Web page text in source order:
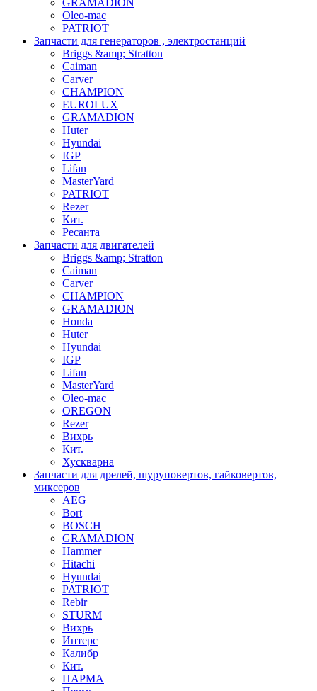
Oleo-mac
PATRIOT
Запчасти для генераторов , электростанций
Briggs &amp; Stratton
Caiman
Carver
CHAMPION
EUROLUX
GRAMADION
Huter
Hyundai
IGP
Lifan
MasterYard
PATRIOT
Rezer
Кит.
Ресанта
Запчасти для двигателей
Briggs &amp; Stratton
Caiman
Carver
CHAMPION
GRAMADION
Honda
Huter
Hyundai
IGP
Lifan
MasterYard
Oleo-mac
OREGON
Rezer
Вихрь
Кит.
Хускварна
Запчасти для дрелей, шуруповертов, гайковертов,
миксеров
AEG
Bort
BOSCH
GRAMADION
Hammer
Hitachi
Hyundai
PATRIOT
Rebir
STURM
Вихрь
Интерс
Калибр
Кит.
ПАРМА